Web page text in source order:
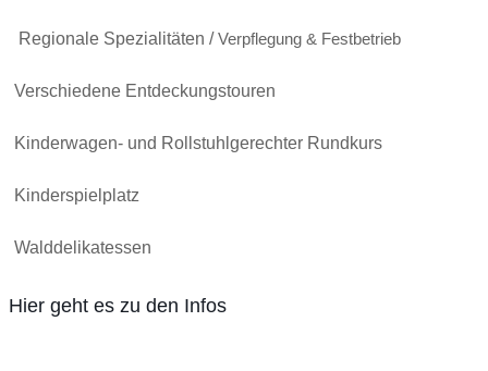
Regionale Spezialitäten /Verpflegung & Festbetrieb
Verschiedene Entdeckungstouren
Kinderwagen- und Rollstuhlgerechter Rundkurs
Kinderspielplatz
Walddelikatessen
Hier geht es zu den Infos